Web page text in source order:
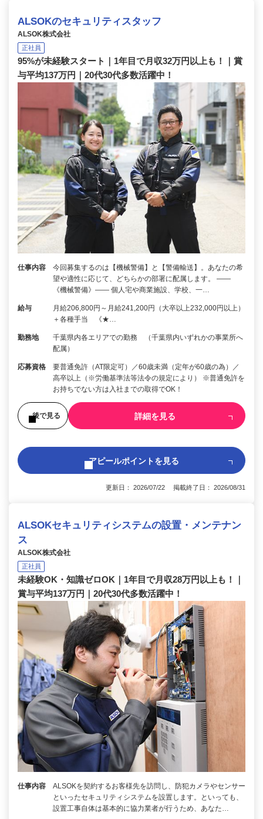
ALSOKのセキュリティスタッフ
ALSOK株式会社
正社員
95%が未経験スタート｜1年目で月収32万円以上も！｜賞
与平均137万円｜20代30代多数活躍中！
仕事内容
今回募集するのは【機械警備】と【警備輸送】。あなたの希
望や適性に応じて、どちらかの部署に配属します。 ――
《機械警備》―― 個人宅や商業施設、学校、一…
給与
月給206,800円～月給241,200円（大卒以上232,000円以上）
＋各種手当 《★…
勤務地
千葉県内各エリアでの勤務 （千葉県内いずれかの事業所へ
配属）
応募資格
要普通免許（AT限定可）／60歳未満（定年が60歳の為）／
高卒以上（※労働基準法等法令の規定により） ※普通免許を
お持ちでない方は入社までの取得でOK！
後で見る 詳細を見る
アピールポイントを見る
更新日： 2026/07/22 掲載終了日： 2026/08/31
ALSOKセキュリティシステムの設置・メンテナン
ス
ALSOK株式会社
正社員
未経験OK・知識ゼロOK｜1年目で月収28万円以上も！｜
賞与平均137万円｜20代30代多数活躍中！
仕事内容
ALSOKを契約するお客様先を訪問し、防犯カメラやセンサー
といったセキュリティシステムを設置します。といっても、
設置工事自体は基本的に協力業者が行うため、あなた…